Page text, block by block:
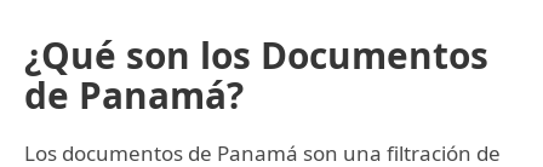
¿Qué son los Documentos
de Panamá?
Los documentos de Panamá son una filtración de